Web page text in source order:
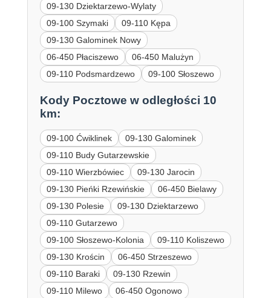
09-130 Dziektarzewo-Wylaty
09-100 Szymaki
09-110 Kępa
09-130 Galominek Nowy
06-450 Płaciszewo
06-450 Malużyn
09-110 Podsmardzewo
09-100 Słoszewo
Kody Pocztowe w odległości 10
km:
09-100 Ćwiklinek
09-130 Galominek
09-110 Budy Gutarzewskie
09-110 Wierzbówiec
09-130 Jarocin
09-130 Pieńki Rzewińskie
06-450 Bielawy
09-130 Polesie
09-130 Dziektarzewo
09-110 Gutarzewo
09-100 Słoszewo-Kolonia
09-110 Koliszewo
09-130 Krościn
06-450 Strzeszewo
09-110 Baraki
09-130 Rzewin
09-110 Milewo
06-450 Ogonowo